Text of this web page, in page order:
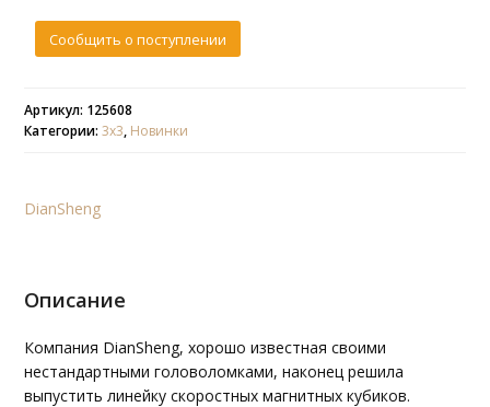
Сообщить о поступлении
Артикул: 125608
Категории:3х3, Новинки
DianSheng
Описание
Компания DianSheng, хорошо известная своими
нестандартными головоломками, наконец решила
выпустить линейку скоростных магнитных кубиков.